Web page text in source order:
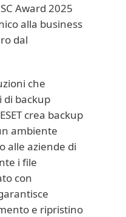
Award 2025
alla business
dal
che
di backup
crea backup
ambiente
alle aziende di
i file
con
e ripristino